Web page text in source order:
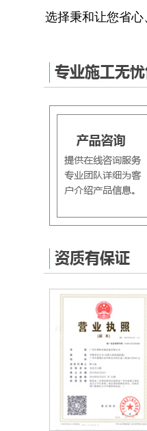
选择秉和让您省